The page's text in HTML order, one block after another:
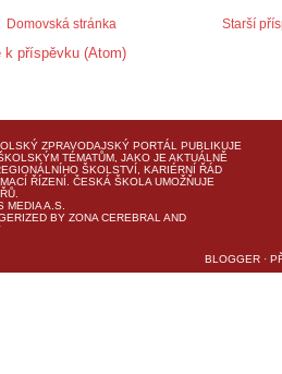
Starší
Domovská stránka
k příspěvku (Atom)
ZPRAVODAJSKÝ PORTÁL PUBLIKUJE
TÉMATŮM, JAKO JE AKTUÁLNĚ
ŠKOLSTVÍ, KARIÉRNÍ ŘÁD
ŘÍZENÍ. ČESKÁ ŠKOLA UMOŽŇUJE
MEDIA A.S.
BY ZONA CEREBRAL AND
BLOGGER ·